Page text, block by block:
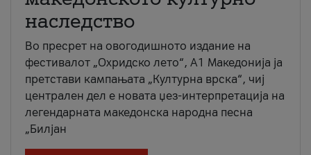
наследство
Во пресрет на овогодишното издание на
фестивалот „Охридско лето“, А1 Македонија ја
претстави кампањата „Културна врска“, чиј
централен дел е новата џез-интерпретација на
легендарната македонска народна песна
„Билјан